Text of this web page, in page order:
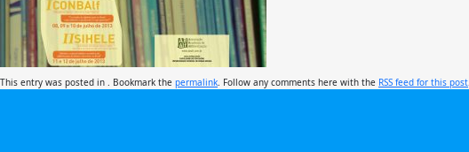
This entry was posted in . Bookmark the permalink . Follow any comments here with the RSS feed for this post